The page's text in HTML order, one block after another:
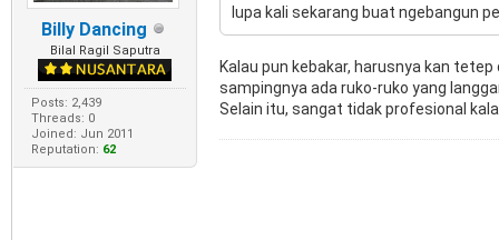
Billy Dancing
Bilal Ragil Saputra
Posts: 2,439
Threads: 0
Joined: Jun 2011
Reputation: 62
lupa kali sekarang buat ngebangun
Kalau pun kebakar, harusnya kan
sampingnya ada ruko-ruko yang
Selain itu, sangat tidak profesional